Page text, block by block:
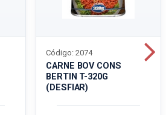
CARNE BOV CONS
BERTIN T-320G
(DESFIAR)
Código: 2074